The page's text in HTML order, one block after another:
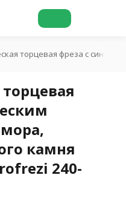
торцевая фреза с
камня
240-